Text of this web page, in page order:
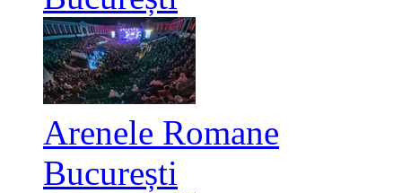
Arenele Romane
București